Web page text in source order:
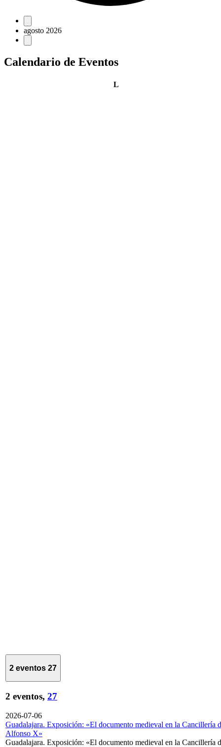
Eventos
agosto 2026
Calendario de Eventos
Llunes
2 eventos 27
2 eventos, 27
2026-07-06
Guadalajara. Exposición: «El documento medieval en la Cancillería
Alfonso X»
Guadalajara. Exposición: «El documento medieval en la Cancillería